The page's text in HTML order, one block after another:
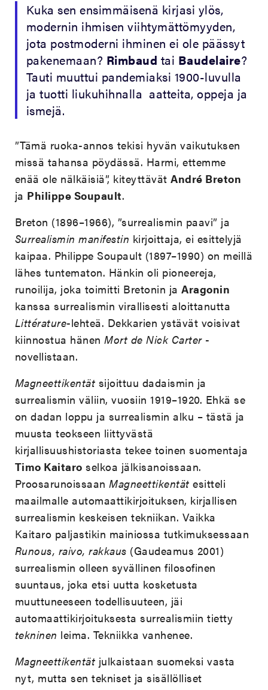
Kuka sen ensimmäisenä kirjasi ylös,
modernin ihmisen viihtymättömyyden,
jota postmoderni ihminen ei ole päässyt
pakenemaan? Rimbaud tai Baudelaire?
Tauti muuttui pandemiaksi 1900-luvulla
ja tuotti liukuhihnalla aatteita, oppeja ja
ismejä.
”Tämä ruoka-annos tekisi hyvän vaikutuksen
missä tahansa pöydässä. Harmi, ettemme
enää ole nälkäisiä”, kiteyttävätAndré Breton
ja Philippe Soupault.
Breton (1896–1966), ”surrealismin paavi” ja
Surrealismin manifestin kirjoittaja, ei esittelyjä
kaipaa. Philippe Soupault (1897–1990) on meillä
lähes tuntematon. Hänkin oli pioneereja,
runoilija, joka toimitti Bretonin jaAragonin
kanssa surrealismin virallisesti aloittanutta
Littérature-lehteä. Dekkarien ystävät voisivat
kiinnostua hänenMort de Nick Carter-
novellistaan.
Magneettikentät sijoittuu dadaismin ja
surrealismin väliin, vuosiin 1919–1920. Ehkä se
on dadan loppu ja surrealismin alku – tästä ja
muusta teokseen liittyvästä
kirjallisuushistoriasta tekee toinen suomentaja
Timo Kaitaro selkoa jälkisanoissaan.
ProosarunoissaanMagneettikentätesitteli
maailmalle automaattikirjoituksen, kirjallisen
surrealismin keskeisen tekniikan. Vaikka
Kaitaro paljastikin mainiossa tutkimuksessaan
Runous, raivo, rakkaus (Gaudeamus 2001)
surrealismin olleen syvällinen filosofinen
suuntaus, joka etsi uutta kosketusta
muuttuneeseen todellisuuteen, jäi
automaattikirjoituksesta surrealismiin tietty
tekninen leima. Tekniikka vanhenee.
Magneettikentät julkaistaan suomeksi vasta
nyt, mutta sen tekniset ja sisällölliset